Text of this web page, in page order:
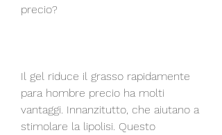
precio?
Il gel riduce il grasso rapidamente
para hombre precio ha molti
vantaggi. Innanzitutto, che aiutano a
stimolare la lipolisi. Questo